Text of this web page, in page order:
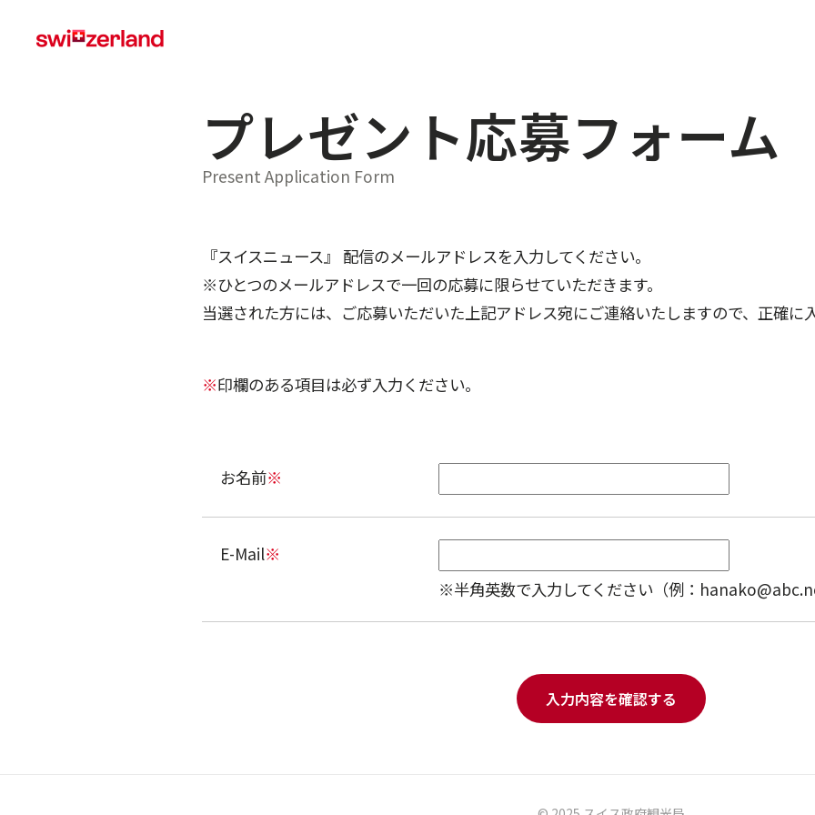
プレゼント応募フォーム
Present Application Form
『スイスニュース』 配信のメールアドレスを入力してください。
※ひとつのメールアドレスで一回の応募に限らせていただきます。
当選された方には、ご応募いただいた上記アドレス宛にご連絡いたしますので、正確に
※印欄のある項目は必ず入力ください。
お名前※
E-Mail※
※半角英数で入力してください（例：
入力内容を確認する